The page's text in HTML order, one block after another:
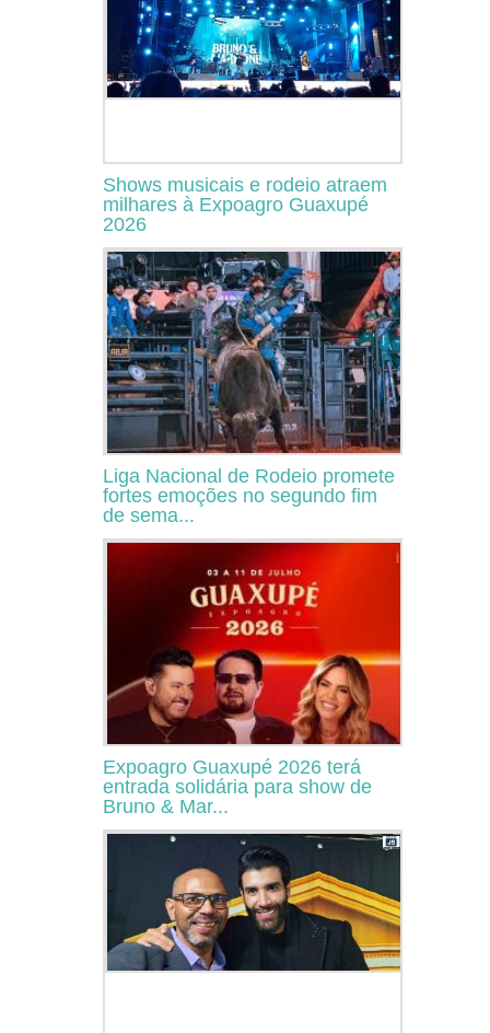
Shows musicais e rodeio atraem
milhares à Expoagro Guaxupé
2026
Liga Nacional de Rodeio promete
fortes emoções no segundo fim
de sema...
Expoagro Guaxupé 2026 terá
entrada solidária para show de
Bruno & Mar...